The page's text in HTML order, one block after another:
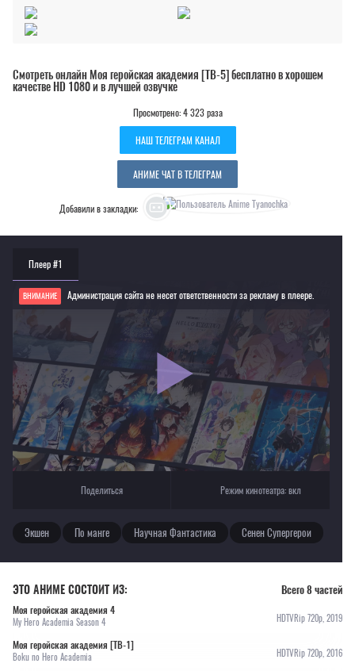
Смотреть онлайн Моя геройская академия [ТВ-5] бесплатно в хорошем
качестве HD 1080 и в лучшей озвучке
Просмотрено: 4 323 раза
НАШ ТЕЛЕГРАМ КАНАЛ
АНИМЕ ЧАТ В ТЕЛЕГРАМ
Добавили в закладки:
Плеер #1
ВНИМАНИЕ Администрация сайта не несет ответственности за рекламу в плеере.
Если видео не работает, обновите страницу или выберите другой плеер!
Для просмотра некоторых аниме необходимо установить VPN
Текущее воспроизведение：Моя геройская академия [ТВ-5]
Поделиться Режим кинотеатра:вкл
Экшен По манге Научная Фантастика Сенен Супергерои
ЭТО АНИМЕ СОСТОИТ ИЗ:
Всего 8 частей
Моя геройская академия 4
My Hero Academia Season 4 HDTVRip 720p, 2019
Моя геройская академия [ТВ-1]
Boku no Hero Academia HDTVRip 720p, 2016